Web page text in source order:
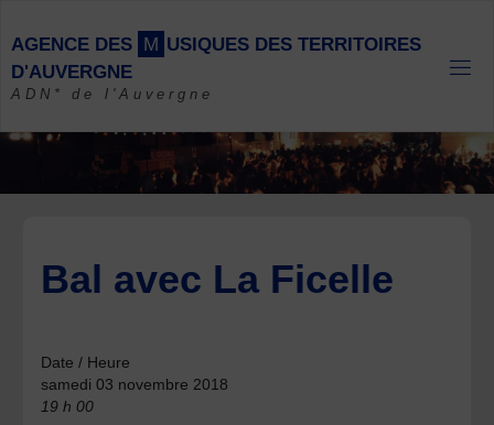
content
AGENCE DES M USIQUES DES TERRITOIRES
D'AUVERGNE
ADN* de l'Auvergne
Bal avec La Ficelle
Date / Heure
samedi 03 novembre 2018
19 h 00